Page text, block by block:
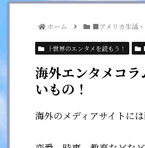
ホーム ■アメリカ生活
├世界のエンタメを読もう！
海外エンタメコ
いもの！
海外のメディアサイトに